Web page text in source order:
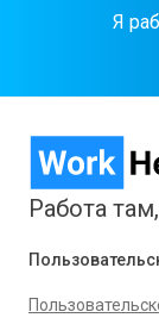
Я
Работа